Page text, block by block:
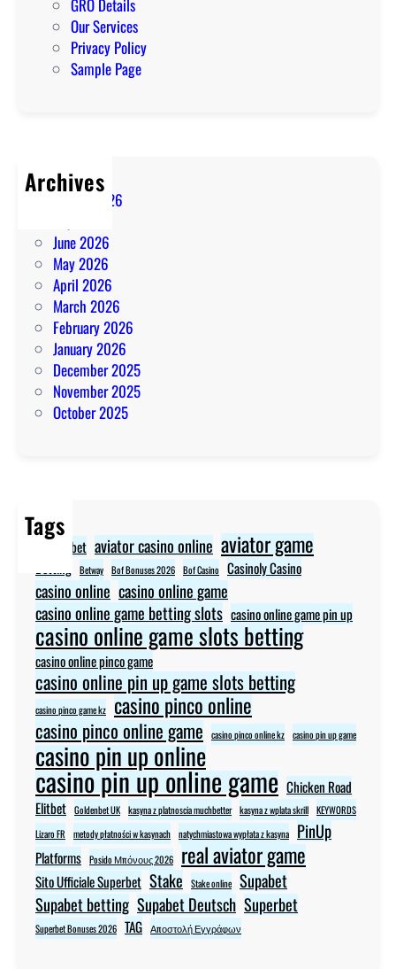
GRO Details
Our Services
Privacy Policy
Sample Page
Archives
August 2026
June 2026
May 2026
April 2026
March 2026
February 2026
January 2026
December 2025
November 2025
October 2025
Tags
aviator bet aviator casino online aviator game
Betway Bof Bonuses 2026 Bof Casino Casinoly Casino
casino online casino online game
casino online game betting slots casino online game pin up
casino online game slots betting
casino online pinco game
casino online pin up game slots betting
casino pinco game kz casino pinco online
casino pinco online game casino pinco online kz casino pin up game
casino pin up online
casino pin up online game Chicken Road
Elitbet Goldenbet UK kasyna z platnoscia muchbetter kasyna z wplata skrill KEYWORDS
Lizaro FR
metody płatności w kasynach natychmiastowa wypłata z kasyna PinUp
Platforms Posido Μπόνους 2026 real aviator game
Sito Ufficiale Superbet Stake Stake online Supabet
Supabet betting Supabet Deutsch Superbet
Superbet Bonuses 2026 TAG Αποστολή Εγγράφων